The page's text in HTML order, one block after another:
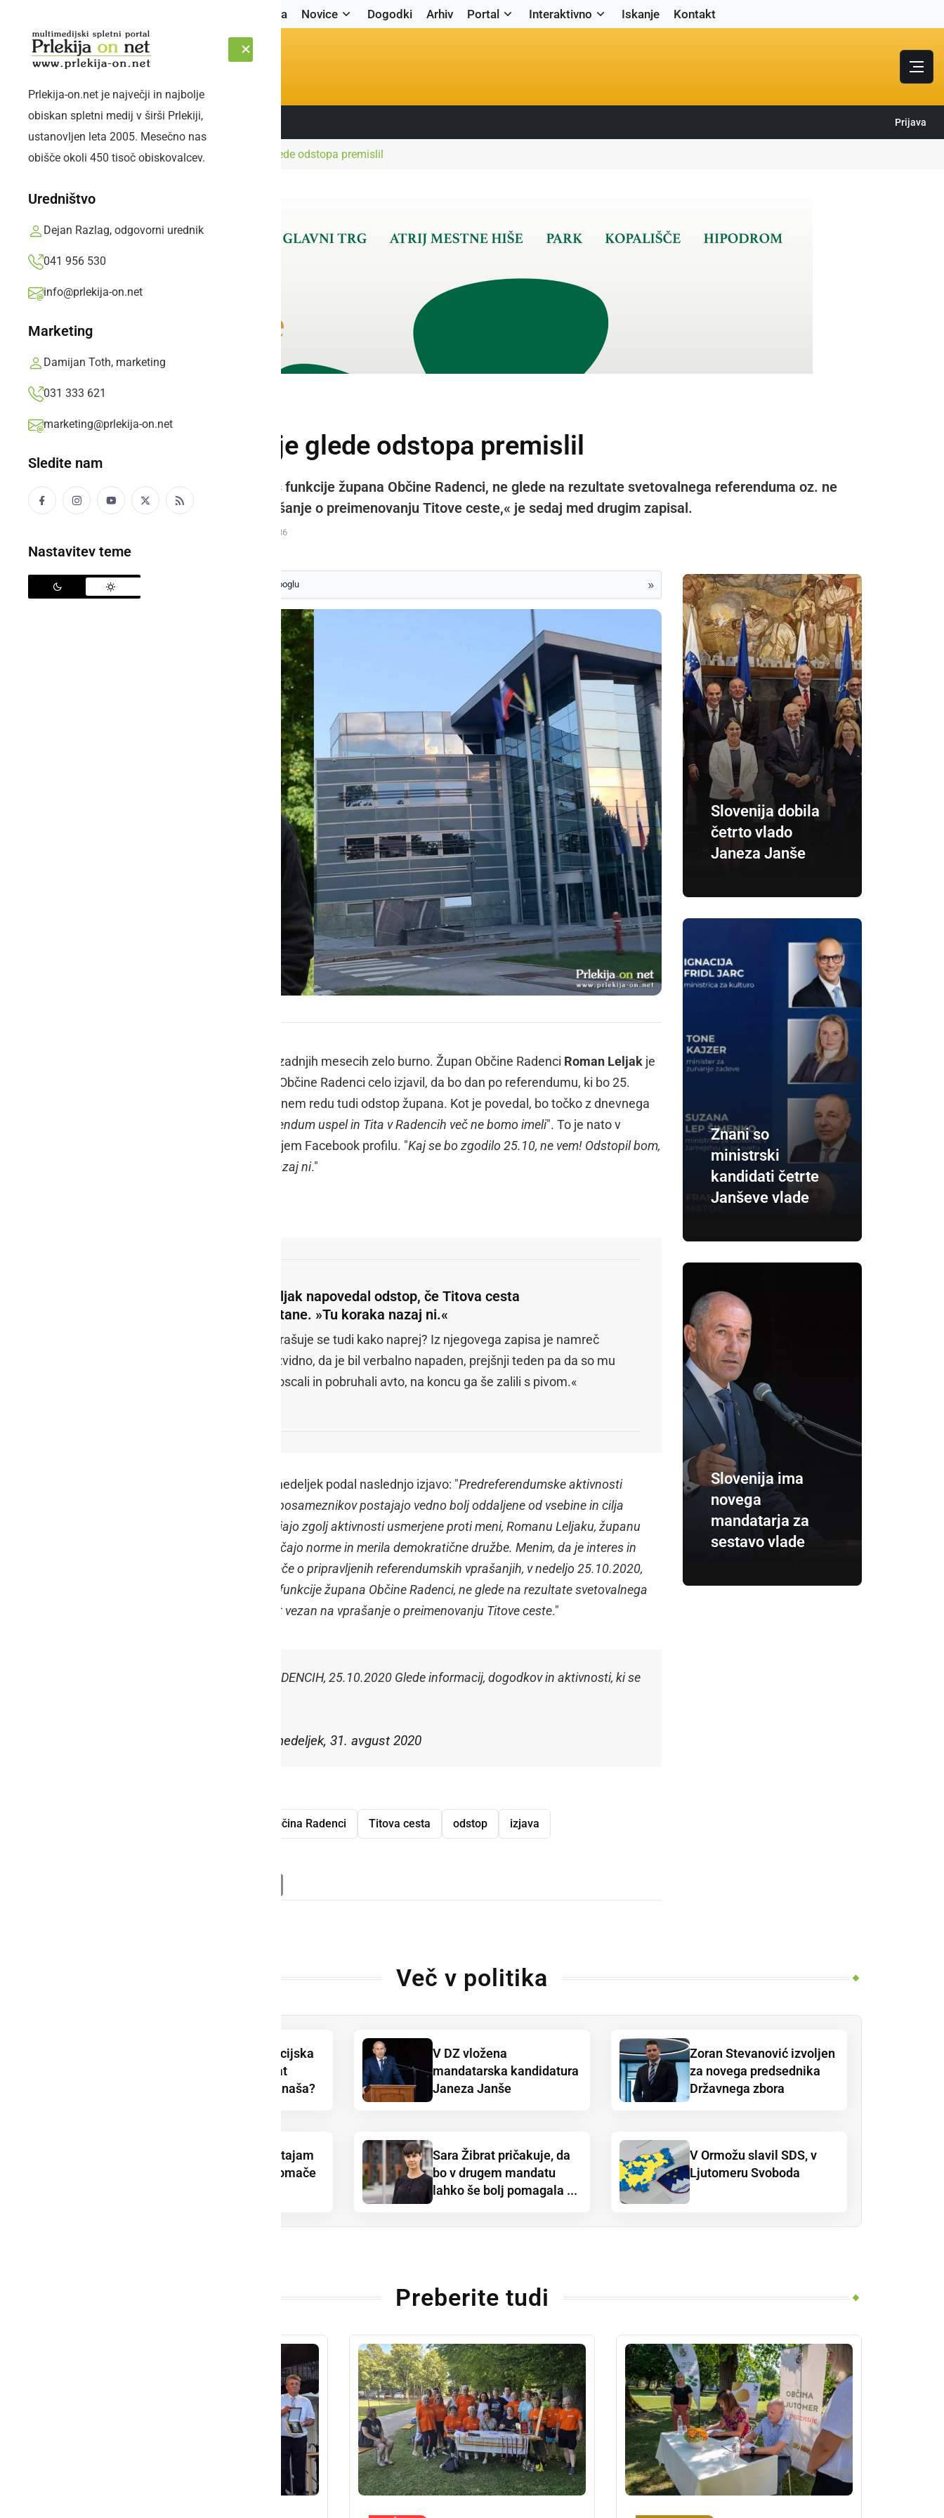
Naslovnica Novice Dogodki Arhiv Portal Interaktivno Iskanje Kontakt
ČETRTEK, 6. AVGUST 2026 Sledite nam: Prijava
Prlekija-on.net je največji in najbolje
obiskan spletni medij v širši Prlekiji,
ustanovljen leta 2005. Mesečno nas
obišče okoli 450 tisoč obiskovalcev.
Uredništvo
Dejan Razlag, odgovorni urednik
041 956 530
info@prlekija-on.net
Marketing
Damijan Toth, marketing
031 333 621
marketing@prlekija-on.net
Sledite nam
Nastavitev teme
Naslovnica PolitikaRoman Leljak si je glede odstopa premislil
Roman Leljak si je glede odstopa premislil
»Izjavljam, da ne bom odstopil s funkcije župana Občine Radenci, ne glede na rezultate svetovalnega referenduma oz. ne
glede na rezultat vezan na vprašanje o preimenovanju Titove ceste,« je sedaj med drugim zapisal.
ponedeljek, 31. avgust 2020 ob 15:36
Izberite kot svoj prednostni vir na Googlu »
V Radencih je zaradi Titove ceste v zadnjih mesecih zelo burno. Župan Občine Radenci Roman Leljak je
na zadnji 16. seji Občinskega sveta Občine Radenci celo izjavil, da bo dan po referendumu, ki bo 25.
oktobra, sklical sejo, kjer bo na dnevnem redu tudi odstop župana. Kot je povedal, bo točko z dnevnega
če bo referendum uspel in Tita v Radencih več ne bomo imeli". To je nato v
soboto še enkrat zapisal tudi na svojem Facebook profilu. "Kaj se bo zgodilo 25.10, ne vem! Odstopil bom,
če Titova cesta ostane. Tu koraka nazaj ni."
Leljak napovedal odstop, če Titova cesta
ostane. »Tu koraka nazaj ni.«
Sprašuje se tudi kako naprej? Iz njegovega zapisa je namreč
razvidno, da je bil verbalno napaden, prejšnji teden pa da so mu
»poscali in pobruhali avto, na koncu ga še zalili s pivom.«
Na svojem Facebook profilu je v ponedeljek podal naslednjo izjavo: "Predreferendumske aktivnosti
nekaterih posameznikov oz. skupin posameznikov postajajo vedno bolj oddaljene od vsebine in cilja
svetovalnega referenduma ter postajajo zgolj aktivnosti usmerjene proti meni, Romanu Leljaku, županu
Občine Radenci. Te aktivnosti preraščajo norme in merila demokratične družbe. Menim, da je interes in
pravica javnosti, da se svobodno izreče o pripravljenih referendumskih vprašanjih, v nedeljo 25.10.2020,
zato izjavljam, da ne bom odstopil s funkcije župana Občine Radenci, ne glede na rezultate svetovalnega
referenduma oz. ne glede na rezultat vezan na vprašanje o preimenovanju Titove ceste."
SVETOVALNI REFERENDUM V RADENCIH, 25.10.2020 Glede informacij, dogodkov in aktivnosti, ki se
Ponedeljek, 31. avgust 2020
Občina Radenci Titova cesta odstop izjava
PrintFriendly
Slovenija dobila
četrto vlado
Janeza Janše
Znani so
ministrski
kandidati četrte
Janševe vlade
Slovenija ima
novega
mandatarja za
sestavo vlade
Več v politika
Podpisana je koalicijska
pogodba za mandat
2026–2030. Kaj prinaša?
V DZ vložena
mandatarska kandidatura
Janeza Janše
Zoran Stevanović izvoljen
za novega predsednika
Državnega zbora
Dominik Štrakl: Ostajam
aktiven in vpet v domače
Sara Žibrat pričakuje, da
bo v drugem mandatu
lahko še bolj pomagala ...
V Ormožu slavil SDS, v
Ljutomeru Svoboda
Preberite tudi